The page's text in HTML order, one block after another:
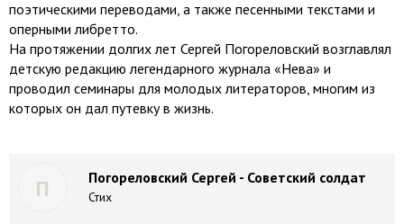
поэтическими переводами, а также песенными текстами и
оперными либретто.
На протяжении долгих лет Сергей Погореловский возглавлял
детскую редакцию легендарного журнала «Нева» и
проводил семинары для молодых литераторов, многим из
которых он дал путевку в жизнь.
П Погореловский Сергей - Советский солдат
Стих